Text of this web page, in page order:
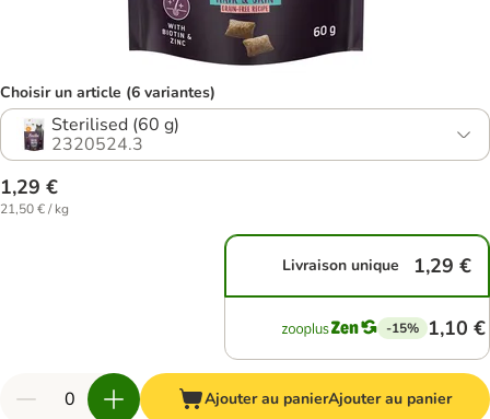
Choisir un article (6 variantes)
Sterilised (60 g)
2320524.3
1,29 €
21,50 € / kg
Livraison unique 1,29 €
-15% 1,10 €
Ajouter au panierAjouter au panier